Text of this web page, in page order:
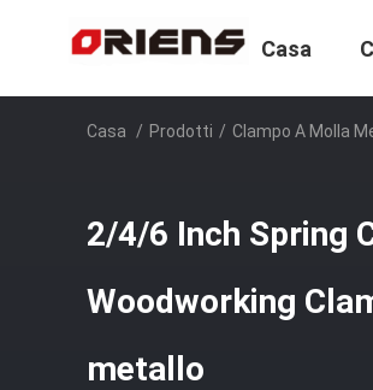
Casa
Casa / Prodotti / Clampo A Molla
2/4/6 Inch Spring
Woodworking
metallo